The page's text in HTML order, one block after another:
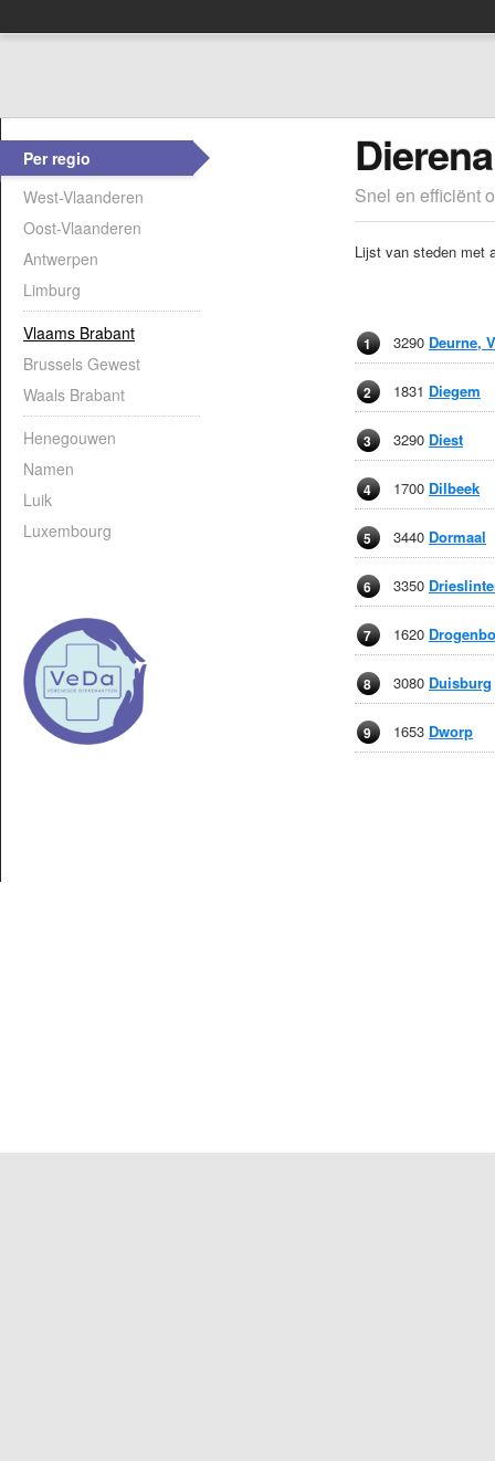
Per regio
West-Vlaanderen
Oost-Vlaanderen
Antwerpen
Limburg
Vlaams Brabant
Brussels Gewest
Waals Brabant
Henegouwen
Namen
Luik
Luxembourg
Snel en efficiënt
Lijst van steden met
1 3290 Deurne,
2 1831 Diegem
3 3290 Diest
4 1700 Dilbeek
5 3440 Dormaal
6 3350
7 1620
8 3080 Duisburg
9 1653 Dworp